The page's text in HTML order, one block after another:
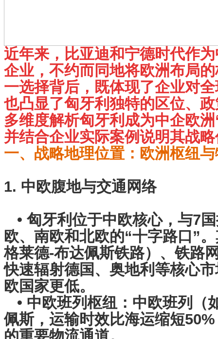
近年来，比亚迪和宁德时代作
企业，不约而同地将欧洲布局
一选择背后，既体现了企业对
也凸显了匈牙利独特的区位、
多维度解析匈牙利成为中企欧
并结合企业实际案例说明其战
一、战略地理位置：欧洲枢纽
1. 中欧腹地与交通网络
• 匈牙利位于中欧核心，与7
欧、南欧和北欧的“十字路口”
格莱德-布达佩斯铁路）、铁路
快速辐射德国、奥地利等核心
欧国家更低。
• 中欧班列枢纽：中欧班列（
佩斯，运输时效比海运缩短